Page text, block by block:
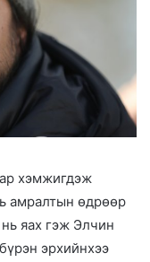
хэмжигдэж
амралтын өдрөөр
яах гэж Элчин
эрхийнхээ